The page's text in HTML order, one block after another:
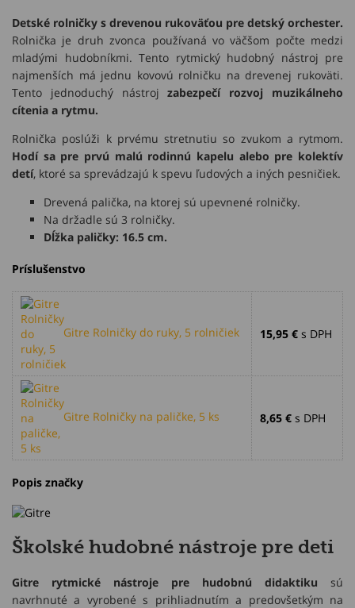
Detské rolničky s drevenou rukoväťou pre detský orchester.
Rolnička je druh zvonca používaná vo väčšom počte medzi
mladými hudobníkmi. Tento rytmický hudobný nástroj pre
najmenších má jednu kovovú rolničku na drevenej rukoväti.
Tento jednoduchý nástrojzabezpečí rozvoj muzikálneho
cítenia a rytmu.
Rolnička poslúži k prvému stretnutiu so zvukom a rytmom.
Hodí sa pre prvú malú rodinnú kapelu alebo pre kolektív
detí, ktoré sa sprevádzajú k spevu ľudových a iných pesničiek.
Drevená palička, na ktorej sú upevnené rolničky.
Na držadle sú 3 rolničky.
Dĺžka paličky: 16.5 cm.
Príslušenstvo
Gitre Rolničky do ruky, 5 rolničiek 15,95 € s DPH
Gitre Rolničky na paličke, 5 ks 8,65 € s DPH
Popis značky
Školské hudobné nástroje pre deti
Gitre rytmické nástroje pre hudobnú didaktiku sú
navrhnuté a vyrobené s prihliadnutím a predovšetkým na